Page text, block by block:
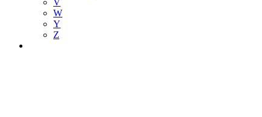
V
W
Y
Z